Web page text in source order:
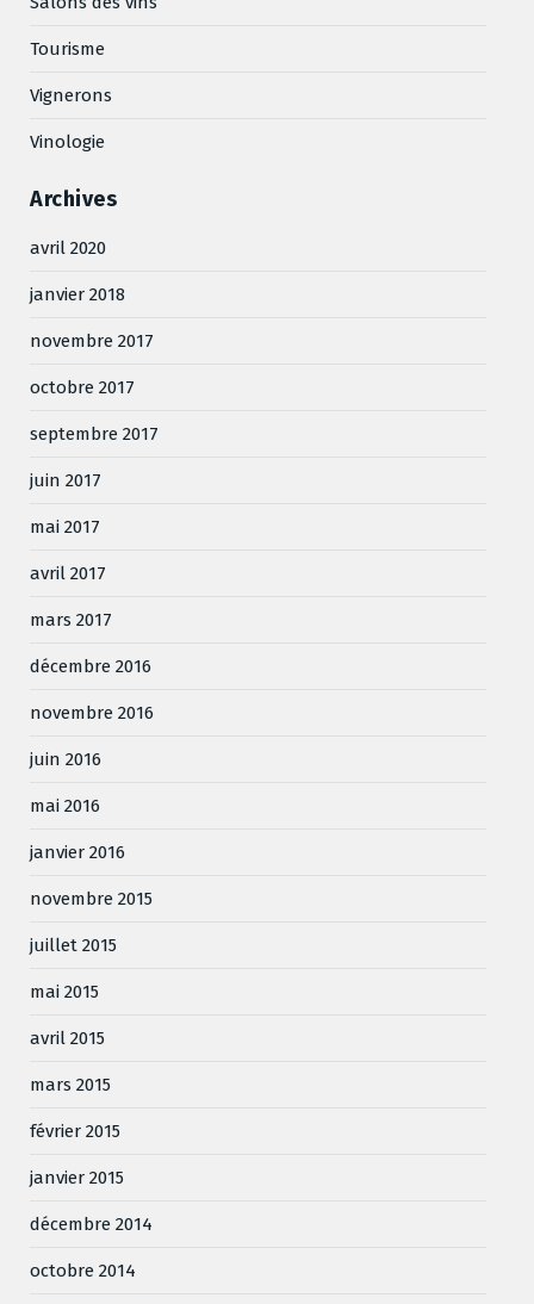
Tourisme
Vignerons
Vinologie
Archives
avril 2020
janvier 2018
novembre 2017
octobre 2017
septembre 2017
juin 2017
mai 2017
avril 2017
mars 2017
décembre 2016
novembre 2016
juin 2016
mai 2016
janvier 2016
novembre 2015
juillet 2015
mai 2015
avril 2015
mars 2015
février 2015
janvier 2015
décembre 2014
octobre 2014